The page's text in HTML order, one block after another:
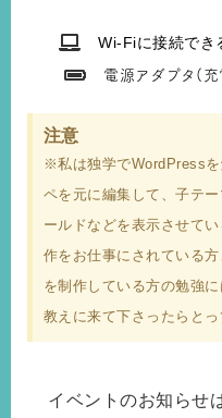
Wi-Fiに接続でき
電源アダプタ(
注意
※私は独学でWordPress
ペを元に編集して、子テ
ールドなどを表示させて
作をお仕事にされている
を制作している方の勉強
教えに来て下さったらとっ
イベントのお知らせ